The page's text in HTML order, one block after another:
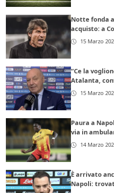
Notte fonda
acquisto: a
15 Marzo
“Ce la
Atalanta,
15 Marzo
Paura a
via in
14 Marzo
È arrivato
Napoli: